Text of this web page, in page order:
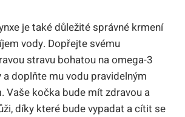
je také důležité správné krmení
vody. Dopřejte svému
stravu bohatou na omega-3
doplňte mu vodu pravidelným
Vaše kočka bude mít zdravou a
díky které bude vypadat a cítit se